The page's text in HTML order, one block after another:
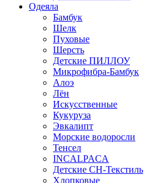
Одеяла
Бамбук
Шелк
Пуховые
Шерсть
Детские ПИЛЛОУ
Микрофибра-Бамбук
Алоэ
Лён
Искусственные
Кукуруза
Эвкалипт
Морские водоросли
Тенсел
INCALPACA
Детские СН-Текстиль
Хлопковые